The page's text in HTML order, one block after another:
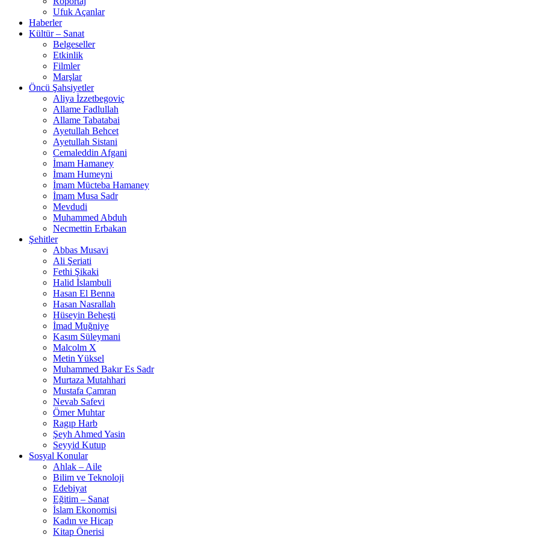
Ufuk Açanlar
Haberler
Kültür – Sanat
Belgeseller
Etkinlik
Filmler
Marşlar
Öncü Şahsiyetler
Aliya İzzetbegoviç
Allame Fadlullah
Allame Tabatabai
Ayetullah Behcet
Ayetullah Sistani
Cemaleddin Afgani
İmam Hamaney
İmam Humeyni
İmam Mücteba Hamaney
İmam Musa Sadr
Mevdudi
Muhammed Abduh
Necmettin Erbakan
Şehitler
Abbas Musavi
Ali Şeriati
Fethi Şikaki
Halid İslambuli
Hasan El Benna
Hasan Nasrallah
Hüseyin Beheşti
İmad Muğniye
Kasım Süleymani
Malcolm X
Metin Yüksel
Muhammed Bakır Es Sadr
Murtaza Mutahhari
Mustafa Çamran
Nevab Safevi
Ömer Muhtar
Ragıp Harb
Şeyh Ahmed Yasin
Seyyid Kutup
Sosyal Konular
Ahlak – Aile
Bilim ve Teknoloji
Edebiyat
Eğitim – Sanat
İslam Ekonomisi
Kadın ve Hicap
Kitap Önerisi